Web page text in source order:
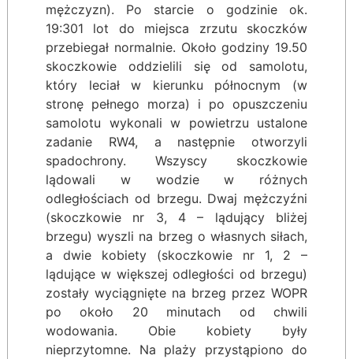
mężczyzn). Po starcie o godzinie ok.
19:301 lot do miejsca zrzutu skoczków
przebiegał normalnie. Około godziny 19.50
skoczkowie oddzielili się od samolotu,
który leciał w kierunku północnym (w
stronę pełnego morza) i po opuszczeniu
samolotu wykonali w powietrzu ustalone
zadanie RW4, a następnie otworzyli
spadochrony. Wszyscy skoczkowie
lądowali w wodzie w różnych
odległościach od brzegu. Dwaj mężczyźni
(skoczkowie nr 3, 4 – lądujący bliżej
brzegu) wyszli na brzeg o własnych siłach,
a dwie kobiety (skoczkowie nr 1, 2 –
lądujące w większej odległości od brzegu)
zostały wyciągnięte na brzeg przez WOPR
po około 20 minutach od chwili
wodowania. Obie kobiety były
nieprzytomne. Na plaży przystąpiono do